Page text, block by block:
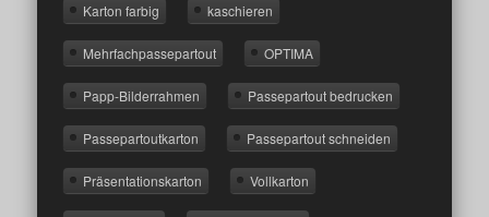
Karton farbig kaschieren
Mehrfachpassepartout OPTIMA
Papp-Bilderrahmen Passepartout bedrucken
Passepartoutkarton Passepartout schneiden
Präsentationskarton Vollkarton